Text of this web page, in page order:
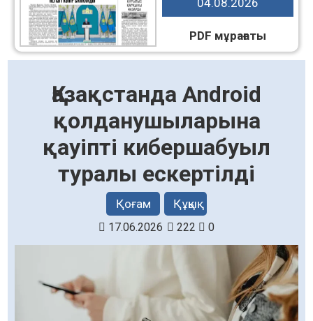
PDF мұрағаты
Қазақстанда Android
қолданушыларына
қауіпті кибершабуыл
туралы ескертілді
Қоғам Құқық
17.06.2026 222 0